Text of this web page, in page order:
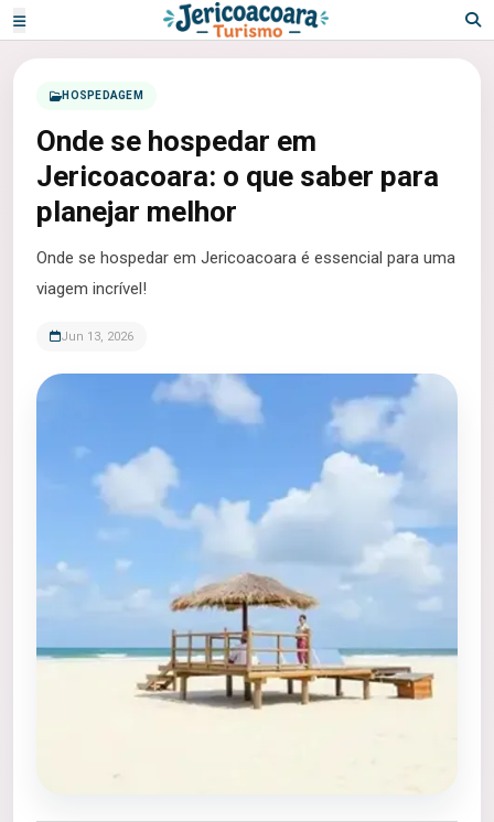
HOSPEDAGEM
Onde se hospedar em
Jericoacoara: o que saber para
planejar melhor
Onde se hospedar em Jericoacoara é essencial para uma
viagem incrível!
Jun 13, 2026